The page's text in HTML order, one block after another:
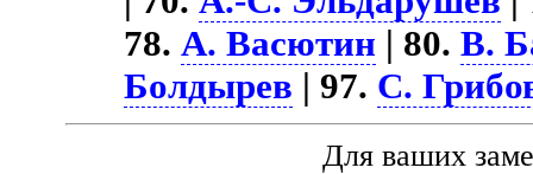
78.А. Васютин | 80.В.
Болдырев | 97. С.
Для ваших